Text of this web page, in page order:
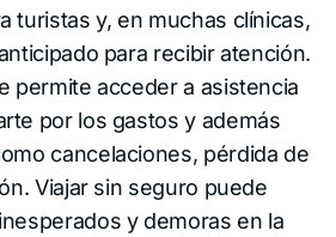
turistas y, en muchas clínicas,
para recibir atención.
permite acceder a asistencia
por los gastos y además
cancelaciones, pérdida de
Viajar sin seguro puede
y demoras en la